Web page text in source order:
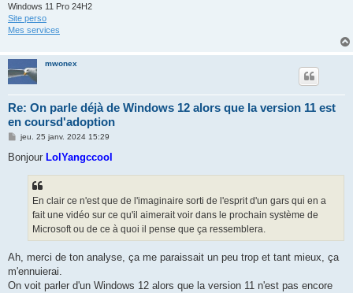
Windows 11 Pro 24H2
Site perso
Mes services
mwonex
Re: On parle déjà de Windows 12 alors que la version 11 est
en coursd'adoption
M
s
jeu. 25 janv. 2024 15:29
Bonjour LolYangccool
En clair ce n'est que de l'imaginaire sorti de l'esprit d'un gars qui en a
fait une vidéo sur ce qu'il aimerait voir dans le prochain système de
Microsoft ou de ce à quoi il pense que ça ressemblera.
Ah, merci de ton analyse, ça me paraissait un peu trop et tant mieux, ça
m'ennuierai.
On voit parler d'un Windows 12 alors que la version 11 n'est pas encore